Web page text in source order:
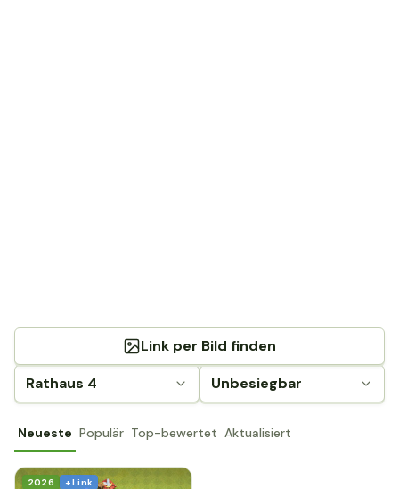
Rathaus 4 Unbesiegbar
Link per Bild finden
Neueste Populär Top-bewertet Aktualisiert
2026 + Link